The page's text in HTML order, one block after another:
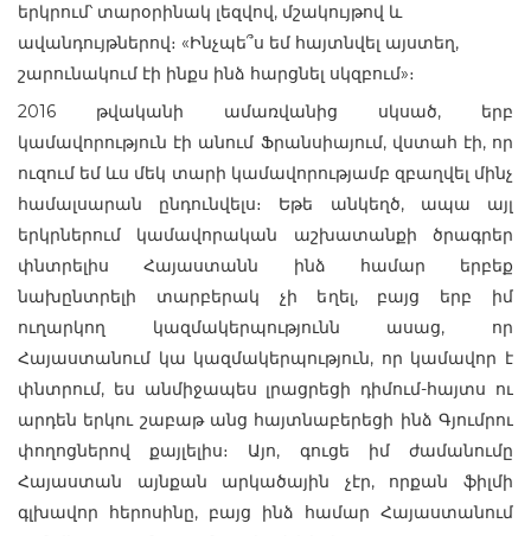
երկրում՝ տարօրինակ լեզվով, մշակույթով և
ավանդույթներով։ «Ինչպե՞ս եմ հայտնվել այստեղ,
շարունակում էի ինքս ինձ հարցնել սկզբում»։
2016 թվականի ամառվանից սկսած, երբ
կամավորություն էի անում Ֆրանսիայում, վստահ էի, որ
ուզում եմ ևս մեկ տարի կամավորությամբ զբաղվել մինչ
համալսարան ընդունվելս։ Եթե անկեղծ, ապա այլ
երկրներում կամավորական աշխատանքի ծրագրեր
փնտրելիս Հայաստանն ինձ համար երբեք
նախընտրելի տարբերակ չի եղել, բայց երբ իմ
ուղարկող կազմակերպությունն ասաց, որ
Հայաստանում կա կազմակերպություն, որ կամավոր է
փնտրում, ես անմիջապես լրացրեցի դիմում-հայտս ու
արդեն երկու շաբաթ անց հայտնաբերեցի ինձ Գյումրու
փողոցներով քայլելիս։ Այո, գուցե իմ ժամանումը
Հայաստան այնքան արկածային չէր, որքան ֆիլմի
գլխավոր հերոսինը, բայց ինձ համար Հայաստանում